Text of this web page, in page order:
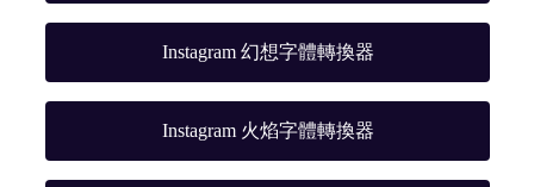
Instagram 幻想字體轉換器
Instagram 火焰字體轉換器